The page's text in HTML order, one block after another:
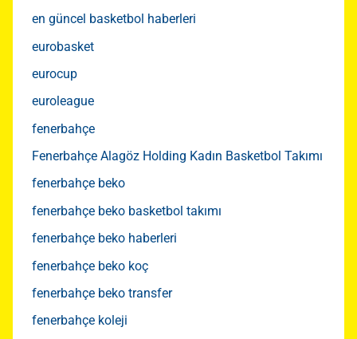
en güncel basketbol haberleri
eurobasket
eurocup
euroleague
fenerbahçe
Fenerbahçe Alagöz Holding Kadın Basketbol Takımı
fenerbahçe beko
fenerbahçe beko basketbol takımı
fenerbahçe beko haberleri
fenerbahçe beko koç
fenerbahçe beko transfer
fenerbahçe koleji